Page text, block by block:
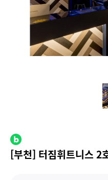
[부천] 터짐휘트니스 2